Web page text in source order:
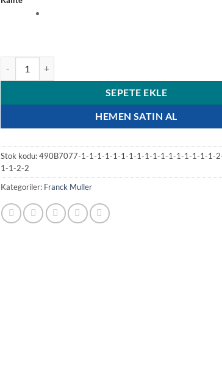
SEPETE EKLE
HEMEN SATIN AL
Stok kodu:490B7077-1-1-1-1-1-1-1-1-1-1-1-1-1-1-1-1-1-
1-1-2-2
Kategoriler: Franck Muller